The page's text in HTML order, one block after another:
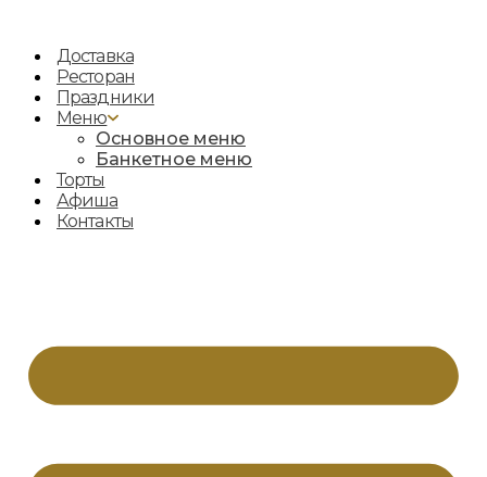
содержимому
Доставка
Ресторан
Праздники
Меню
Основное меню
Банкетное меню
Торты
Афиша
Контакты